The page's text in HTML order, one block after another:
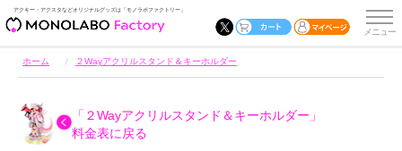
アクキー・アクスタなどオリジナルグッズは「モノラボファクトリー」
ホーム ２Wayアクリルスタンド＆キーホルダー
「２Wayアクリルスタンド＆キーホルダー」
料金表に戻る